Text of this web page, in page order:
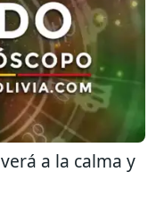
a la calma y